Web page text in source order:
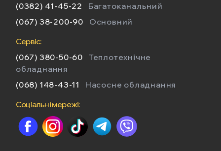
(0382) 41-45-22
Багатоканальний
(067) 38-200-90
Основний
Сервіс:
(067) 380-50-60
Теплотехнічне
обладнання
(068) 148-43-11
Насосне обладнання
Соціальні мережі: